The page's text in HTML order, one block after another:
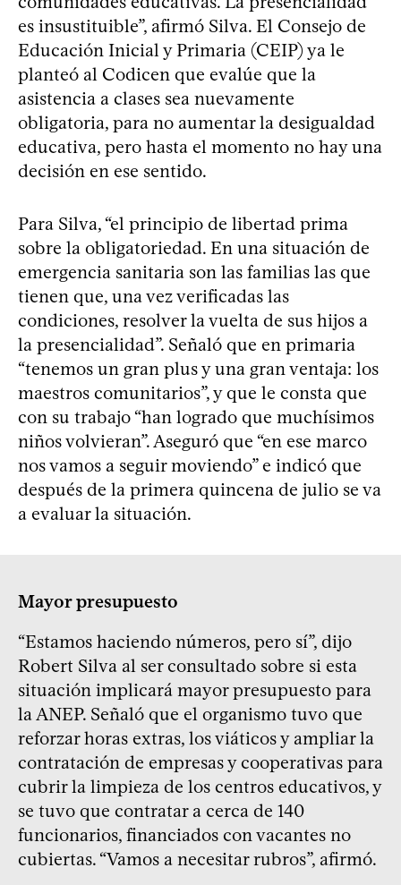
es insustituible”, afirmó Silva. El Consejo de
Educación Inicial y Primaria (CEIP) ya le
planteó al Codicen que evalúe que la
asistencia a clases sea nuevamente
obligatoria, para no aumentar la desigualdad
educativa, pero hasta el momento no hay una
decisión en ese sentido.
Para Silva, “el principio de libertad prima
sobre la obligatoriedad. En una situación de
emergencia sanitaria son las familias las que
tienen que, una vez verificadas las
condiciones, resolver la vuelta de sus hijos a
la presencialidad”. Señaló que en primaria
“tenemos un gran plus y una gran ventaja: los
maestros comunitarios”, y que le consta que
con su trabajo “han logrado que muchísimos
niños volvieran”. Aseguró que “en ese marco
nos vamos a seguir moviendo” e indicó que
después de la primera quincena de julio se va
a evaluar la situación.
Mayor presupuesto
“Estamos haciendo números, pero sí”, dijo
Robert Silva al ser consultado sobre si esta
situación implicará mayor presupuesto para
la ANEP. Señaló que el organismo tuvo que
reforzar horas extras, los viáticos y ampliar la
contratación de empresas y cooperativas para
cubrir la limpieza de los centros educativos, y
se tuvo que contratar a cerca de 140
funcionarios, financiados con vacantes no
cubiertas. “Vamos a necesitar rubros”, afirmó.